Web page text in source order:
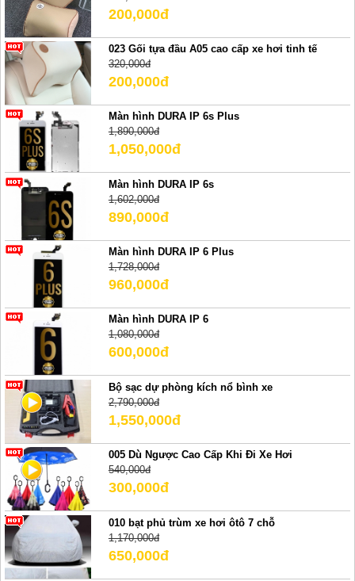
200,000đ
023 Gối tựa đầu A05 cao cấp xe hơi tinh tế
320,000đ
200,000đ
Màn hình DURA IP 6s Plus
1,890,000đ
1,050,000đ
Màn hình DURA IP 6s
1,602,000đ
890,000đ
Màn hình DURA IP 6 Plus
1,728,000đ
960,000đ
Màn hình DURA IP 6
1,080,000đ
600,000đ
Bộ sạc dự phòng kích nổ bình xe
2,790,000đ
1,550,000đ
005 Dù Ngược Cao Cấp Khi Đi Xe Hơi
540,000đ
300,000đ
010 bạt phủ trùm xe hơi ôtô 7 chỗ
1,170,000đ
650,000đ